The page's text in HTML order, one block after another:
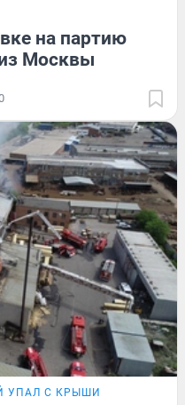
на партию
Москвы
УПАЛ С КРЫШИ